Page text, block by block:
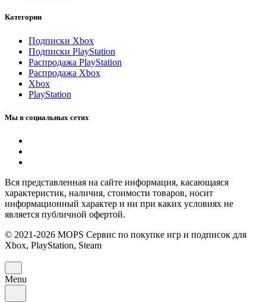
Категории
Подписки Xbox
Подписки PlayStation
Распродажа PlayStation
Распродажа Xbox
Xbox
PlayStation
Мы в социальных сетях
Вся представленная на сайте информация, касающаяся
характеристик, наличия, стоимости товаров, носит
информационный характер и ни при каких условиях не
является публичной офертой.
© 2021-2026 MOPS Сервис по покупке игр и подписок для
Xbox, PlayStation, Steam
Menu